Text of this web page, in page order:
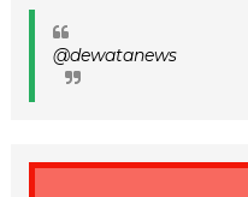
@dewatanews